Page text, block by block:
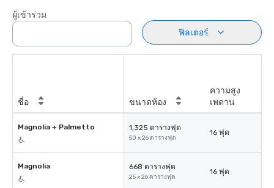
ผู้เข้าร่วม
ฟิลเตอร์
ชื่อ ขนาดห้อง
ความสูง
เพดาน
Magnolia + Palmetto 1,325 ตารางฟุต
50 x 26 ตารางฟุต
16 ฟุต
Magnolia 668 ตารางฟุต
25 x 26 ตารางฟุต
16 ฟุต